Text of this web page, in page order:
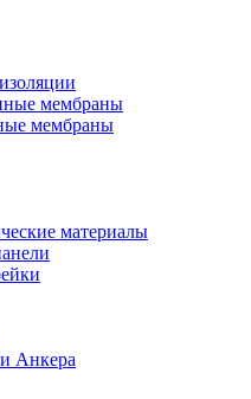
мембраны
мембраны
материалы
Анкера